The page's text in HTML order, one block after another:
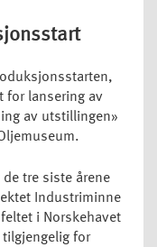
for lansering av
av utstillingen»
tre siste årene
Industriminne
i Norskehavet
for